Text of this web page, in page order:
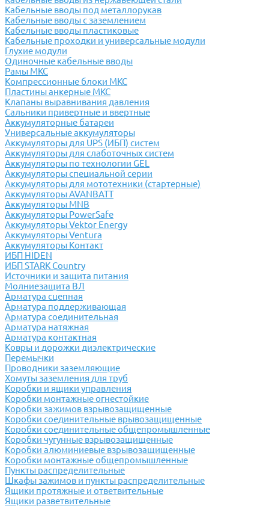
Кабельные вводы под металлорукав
Кабельные вводы с заземлением
Кабельные вводы пластиковые
Кабельные проходки и универсальные модули
Глухие модули
Одиночные кабельные вводы
Рамы МКС
Компрессионные блоки МКС
Пластины анкерные МКС
Клапаны выравнивания давления
Сальники привертные и ввертные
Аккумуляторные батареи
Универсальные аккумуляторы
Аккумуляторы для UPS (ИБП) систем
Аккумуляторы для слаботочных систем
Аккумуляторы по технологии GEL
Аккумуляторы специальной серии
Аккумуляторы для мототехники (стартерные)
Аккумуляторы AVANBATT
Аккумуляторы MNB
Аккумуляторы PowerSafe
Аккумуляторы Vektor Energy
Аккумуляторы Ventura
Аккумуляторы Контакт
ИБП HIDEN
ИБП STARK Country
Источники и защита питания
Молниезащита ВЛ
Арматура сцепная
Арматура поддерживающая
Арматура соединительная
Арматура натяжная
Арматура контактная
Ковры и дорожки диэлектрические
Перемычки
Проводники заземляющие
Хомуты заземления для труб
Коробки и ящики управления
Коробки монтажные огнестойкие
Коробки зажимов взрывозащищенные
Коробки соединительные врывозащищенные
Коробки соединительные общепромышленные
Коробки чугунные взрывозащищенные
Коробки алюминиевые взрывозащищенные
Коробки монтажные общепромышленные
Пункты распределительные
Шкафы зажимов и пункты распределительные
Ящики протяжные и ответвительные
Ящики разветвительные